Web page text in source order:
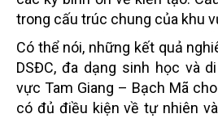
trong cấu trúc chung của khu
Có thể nói, những kết quả
DSĐC, đa dạng sinh học và
vực Tam Giang – Bạch Mã
có đủ điều kiện về tự nhiên